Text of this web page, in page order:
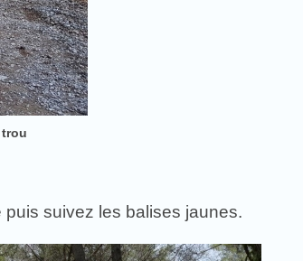
suivez les balises jaunes.